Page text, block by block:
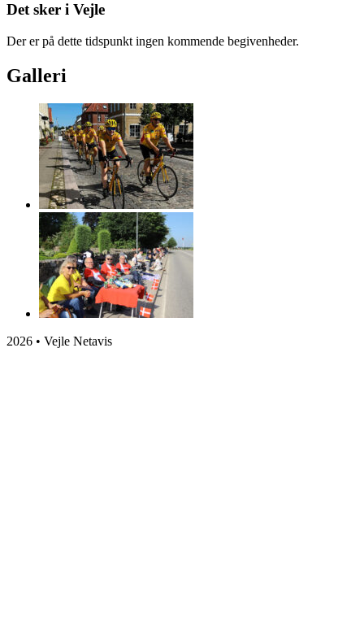
Det sker i Vejle
Der er på dette tidspunkt ingen kommende begivenheder.
Galleri
2026 • Vejle Netavis